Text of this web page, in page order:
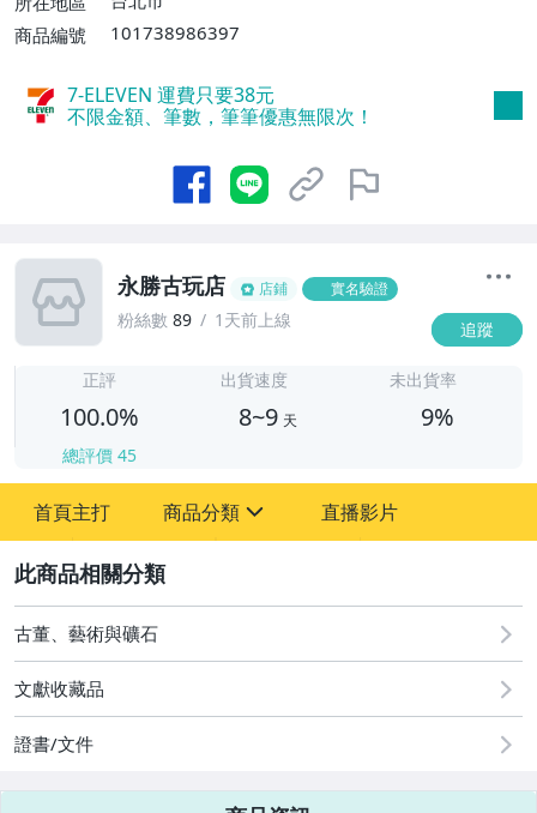
商品編號
101738986397
7-ELEVEN 運費只要38元
不限金額、筆數，筆筆優惠無限次！
永勝古玩店 店鋪 實名驗證
粉絲數 89 1天前上線 追蹤
正評
100.0%
總評價 45
出貨速度
8~9 天
未出貨率
9%
首頁主打 商品分類
其它
直播影片
古董、藝術與礦石
文獻收藏品
證書/文件